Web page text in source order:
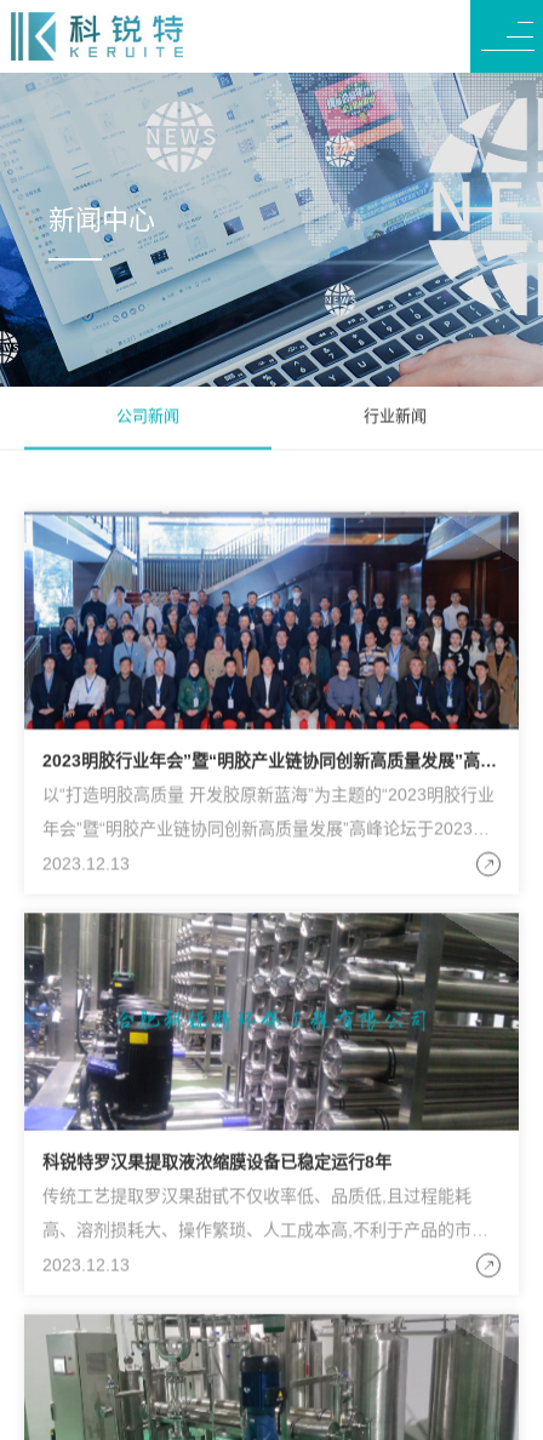
新闻中心
公司新闻 行业新闻
2023明胶行业年会”暨“明胶产业链协同创新高质量发展”高峰
论坛成功召开
以“打造明胶高质量 开发胶原新蓝海”为主题的“2023明胶行业
年会”暨“明胶产业链协同创新高质量发展”高峰论坛于2023年1
2月9日至11日在浙江温州成功召开。中国日用化工协会理事
专家、代表和嘉宾七十余人莅临参加并出席本次论坛。合肥科
锐特公司总经理鲍庆刚作题为《膜在明胶和蛋白肽生产中的应
用》的报告
2023.12.13
科锐特罗汉果提取液浓缩膜设备已稳定运行8年
传统工艺提取罗汉果甜甙不仅收率低、品质低,且过程能耗
高、溶剂损耗大、操作繁琐、人工成本高,不利于产品的市场
竞争。为解决这些问题,合肥科锐特环保工程有限公司将先进
2023.12.13